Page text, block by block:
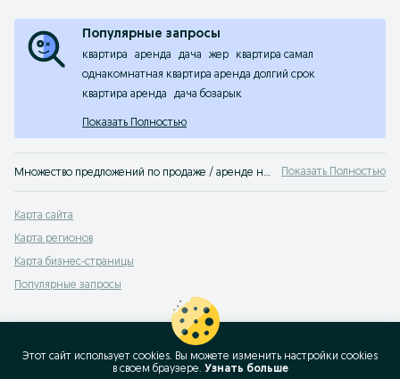
Популярные запросы
квартира аренда дача жер
квартира самал
однакомнатная квартира аренда долгий срок
квартира аренда
дача бозарык
Показать Полностью
Множество предложений по продаже / аренде недвижимости Шымкент ✔. Выгодные цены на любую недвижимость: квартиры, дома, коммерческие помещения, во всех районах города. Купить, арендовать или просто узнать цены на недвижимость ➢ проще всего на OLX.kz Шымкент! Показать Полностью
Карта сайта
Карта регионов
Карта бизнес-страницы
Популярные запросы
Этот сайт использует cookies. Вы можете изменить настройки cookies
в своeм браузере. Узнать больше